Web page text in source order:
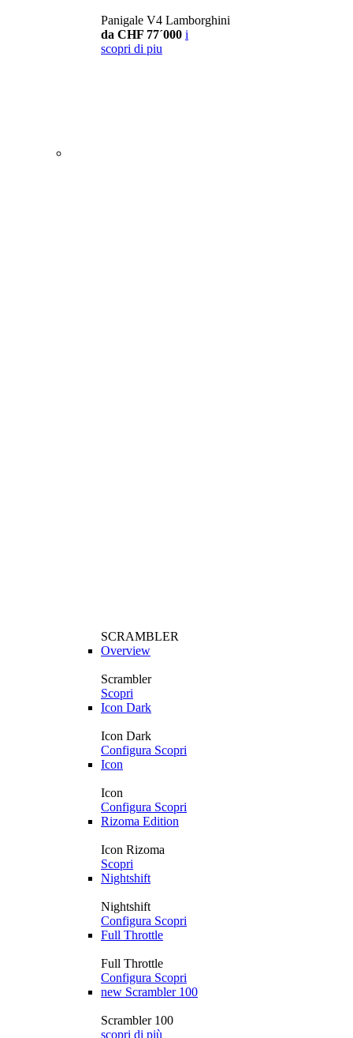
Panigale V4 Lamborghini
da CHF 77´000 i
scopri di piu
SCRAMBLER
Overview
Scrambler
Scopri
Icon Dark
Icon Dark
Configura Scopri
Icon
Icon
Configura Scopri
Rizoma Edition
Icon Rizoma
Scopri
Nightshift
Nightshift
Configura Scopri
Full Throttle
Full Throttle
Configura Scopri
new Scrambler 100
Scrambler 100
scopri di più